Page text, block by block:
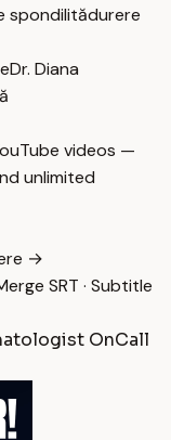
spondilitădurere
Dr. Diana
videos —
unlimited
→
SRT · Subtitle
OnCall